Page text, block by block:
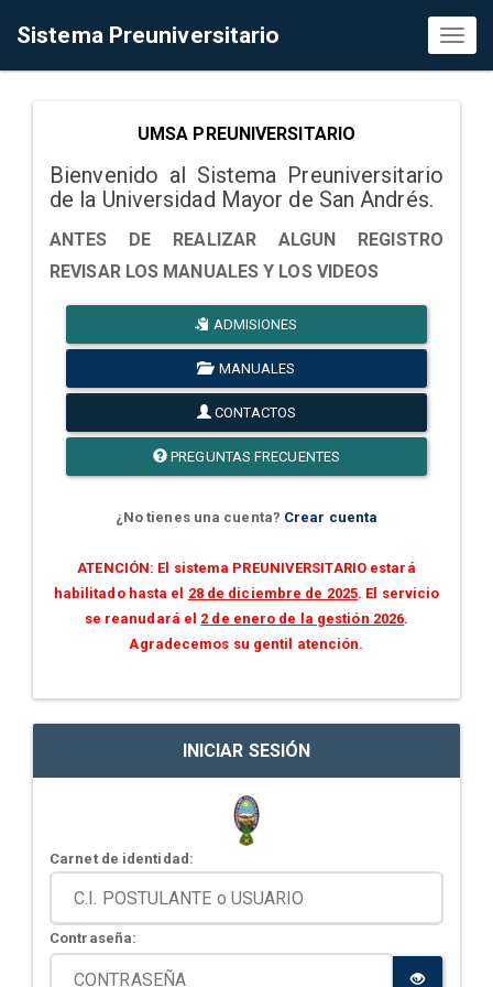
Sistema Preuniversitario
UMSA PREUNIVERSITARIO
Bienvenido al Sistema Preuniversitario
de la Universidad Mayor de San Andrés.
ANTES DE REALIZAR ALGUN REGISTRO
REVISAR LOS MANUALES Y LOS VIDEOS
ADMISIONES
MANUALES
CONTACTOS
PREGUNTAS FRECUENTES
¿No tienes una cuenta? Crear cuenta
ATENCIÓN: El sistema PREUNIVERSITARIO estará
habilitado hasta el 28 de diciembre de 2025. El servicio
se reanudará el 2 de enero de la gestión 2026.
Agradecemos su gentil atención.
INICIAR SESIÓN
Carnet de identidad:
Contraseña: